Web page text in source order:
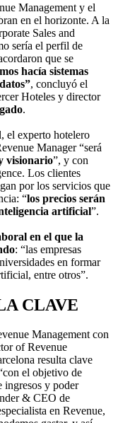
Management y el
en el horizonte. A la
Sales and
sería el perfil de
que se
hacía sistemas
, concluyó el
Hoteles y director
.
el experto hotelero
Manager “será
visionario”, y con
Los clientes
por los servicios que
“los precios serán
artificial”.
en el que la
: “las empresas
en formar
entre otros”.
CLAVE
Management con
of Revenue
resulta clave
el objetivo de
ingresos y poder
& CEO de
en Revenue,